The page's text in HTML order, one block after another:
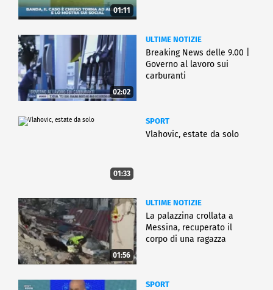
01:11
02:02
ULTIME NOTIZIE
Breaking News delle 9.00 |
Governo al lavoro sui
carburanti
01:33
SPORT
Vlahovic, estate da solo
01:56
ULTIME NOTIZIE
La palazzina crollata a
Messina, recuperato il
corpo di una ragazza
SPORT